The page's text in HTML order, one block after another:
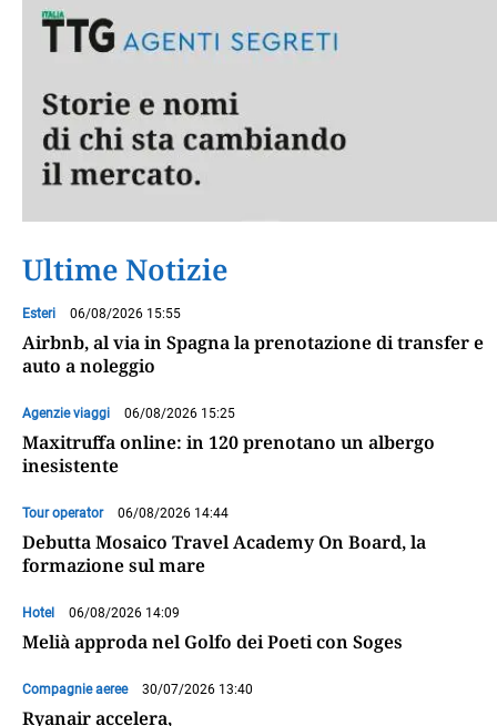
Ultime Notizie
Esteri 06/08/2026 15:55
Airbnb, al via in Spagna la prenotazione di transfer e
auto a noleggio
Agenzie viaggi 06/08/2026 15:25
Maxitruffa online: in 120 prenotano un albergo
inesistente
Tour operator 06/08/2026 14:44
Debutta Mosaico Travel Academy On Board, la
formazione sul mare
Hotel 06/08/2026 14:09
Melià approda nel Golfo dei Poeti con Soges
Compagnie aeree 30/07/2026 13:40
Ryanair accelera,